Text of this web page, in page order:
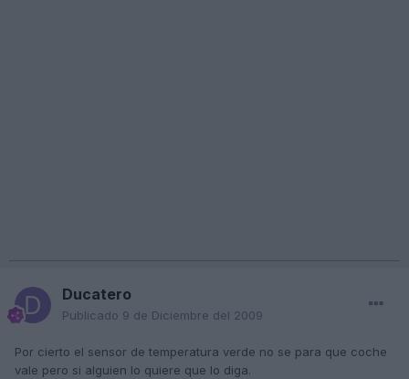
Ducatero
Publicado 9 de Diciembre del 2009
Por cierto el sensor de temperatura verde no se para que coche
vale pero si alguien lo quiere que lo diga.